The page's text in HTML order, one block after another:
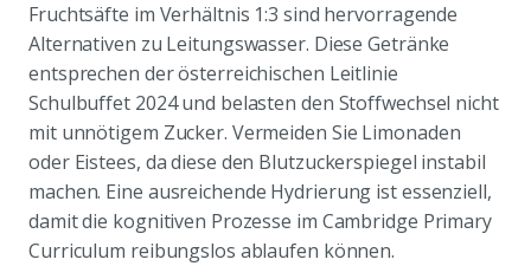
Fruchtsäfte im Verhältnis 1:3 sind hervorragende
Alternativen zu Leitungswasser. Diese Getränke
entsprechen der österreichischen Leitlinie
Schulbuffet 2024 und belasten den Stoffwechsel nicht
mit unnötigem Zucker. Vermeiden Sie Limonaden
oder Eistees, da diese den Blutzuckerspiegel instabil
machen. Eine ausreichende Hydrierung ist essenziell,
damit die kognitiven Prozesse im Cambridge Primary
Curriculum reibungslos ablaufen können.